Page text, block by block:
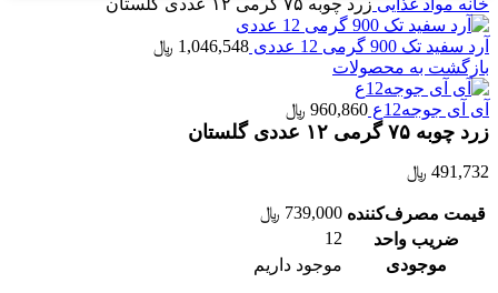
خانه مواد غذایی زرد چوبه ۷۵ گرمی ۱۲ عددی گلستان
آرد سفید تک 900 گرمی 12 عددی 1,046,548 ﷼
بازگشت به محصولات
آی آی جوجه12ع 960,860 ﷼
زرد چوبه ۷۵ گرمی ۱۲ عددی گلستان
491,732 ﷼
قیمت مصرف‌کننده 739,000 ﷼
ضریب واحد
12
موجودی
موجود داریم